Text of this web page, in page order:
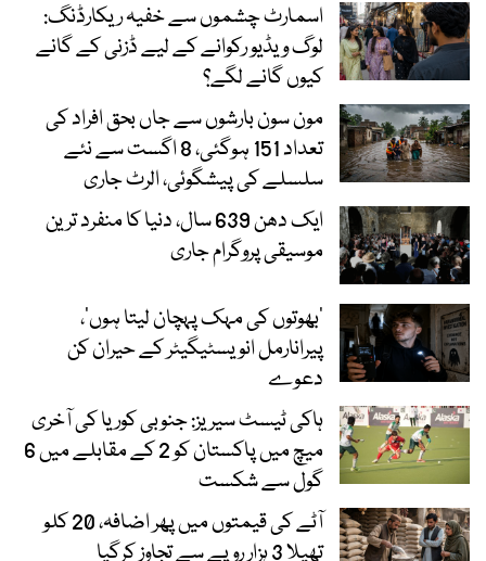
اسمارٹ چشموں سے خفیہ ریکارڈنگ:
لوگ ویڈیو رکوانے کے لیے ڈزنی کے گانے
کیوں گانے لگے؟
مون سون بارشوں سے جاں بحق افراد کی
تعداد 151 ہوگئی، 8 اگست سے نئے
سلسلے کی پیشگوئی، الرٹ جاری
ایک دھن 639 سال، دنیا کا منفرد ترین
موسیقی پروگرام جاری
‘بھوتوں کی مہک پہچان لیتا ہوں’،
پیرانارمل انویسٹیگیٹر کے حیران کن
دعوے
ہاکی ٹیسٹ سیریز: جنوبی کوریا کی آخری
میچ میں پاکستان کو 2 کے مقابلے میں 6
گول سے شکست
آٹے کی قیمتوں میں پھر اضافہ، 20 کلو
تھیلا 3 ہزار روپے سے تجاوز کرگیا